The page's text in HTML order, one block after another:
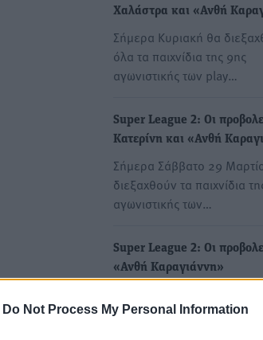
Do Not Process My Personal Information
Χαλάστρα και «Ανθή
Σήμερα Κυριακή θα
όλα τα παιχνίδια της 9ης
αγωνιστικής των play…
Super League 2: Οι
Κατερίνη και «Ανθή
Σήμερα Σάββατο 29
διεξαχθούν τα παιχνίδια
αγωνιστικής των…
Super League 2: Οι
«Ανθή Καραγιάννη»
διεξαχθούν τα παιχνίδια της